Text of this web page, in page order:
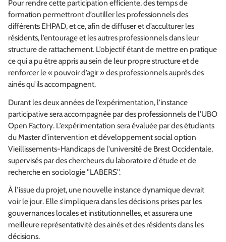
Pour rendre cette participation efficiente, des temps de
formation permettront d’outiller les professionnels des
différents EHPAD, et ce, afin de diffuser et d’acculturer les
résidents, l’entourage et les autres professionnels dans leur
structure de rattachement. L’objectif étant de mettre en pratique
ce qui a pu être appris au sein de leur propre structure et de
renforcer le « pouvoir d’agir » des professionnels auprès des
ainés qu’ils accompagnent.
Durant les deux années de l’expérimentation, l'instance
participative sera accompagnée par des professionnels de l'UBO
Open Factory. L’expérimentation sera évaluée par des étudiants
du Master d'intervention et développement social option
Vieillissements-Handicaps de l'université de Brest Occidentale,
supervisés par des chercheurs du laboratoire d'étude et de
recherche en sociologie ''LABERS''.
À l’issue du projet, une nouvelle instance dynamique devrait
voir le jour. Elle s’impliquera dans les décisions prises par les
gouvernances locales et institutionnelles, et assurera une
meilleure représentativité des ainés et des résidents dans les
décisions.